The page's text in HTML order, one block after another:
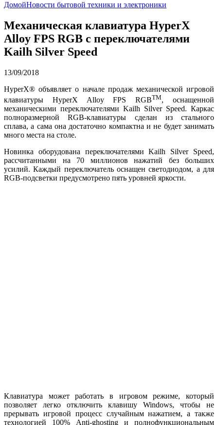
ДомойНовости бытовой техники и электроники
Механическая клавиатура HyperX
Alloy FPS RGB с переключателями
Kailh Silver Speed
13/09/2018
HyperX® объявляет о начале продаж механической игровой
клавиатуры HyperX Alloy FPS RGBTM, оснащенной
механическими переключателями Kailh Silver Speed. Каркас
полноразмерной RGB-клавиатуры сделан из стального
сплава, а сама она достаточно компактна и не будет занимать
много места на столе.
Новинка оборудована переключателями Kailh Silver Speed,
рассчитанными на 70 миллионов нажатий без больших
усилий. Каждый переключатель оснащен светодиодом, а для
RGB-подсветки предусмотрено пять уровней яркости.
Клавиатура может работать в игровом режиме, который
позволяет легко отключить клавишу Windows, чтобы не
прерывать игровой процесс случайным нажатием, а также
технологией 100% Anti-ghosting и полнофункциональным